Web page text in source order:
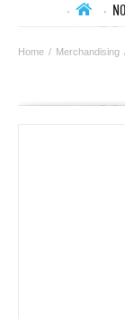
Home / Merchandising